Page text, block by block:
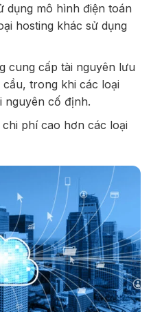
dụng mô hình điện toán
hosting khác sử dụng
cung cấp tài nguyên lưu
trong khi các loại
nguyên cố định.
phí cao hơn các loại